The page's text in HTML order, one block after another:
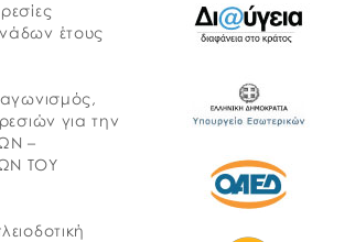
έτους
για την
–
ΤΟΥ